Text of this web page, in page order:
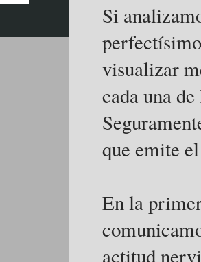
Si
visualizar
cada una
que emite
En la
actitud